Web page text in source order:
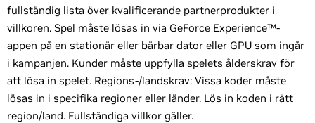
fullständig lista över kvalificerande partnerprodukter i
villkoren. Spel måste lösas in via GeForce Experience™-
appen på en stationär eller bärbar dator eller GPU som ingår
i kampanjen. Kunder måste uppfylla spelets ålderskrav för
att lösa in spelet. Regions-/landskrav: Vissa koder måste
lösas in i specifika regioner eller länder. Lös in koden i rätt
region/land. Fullständiga villkor gäller.